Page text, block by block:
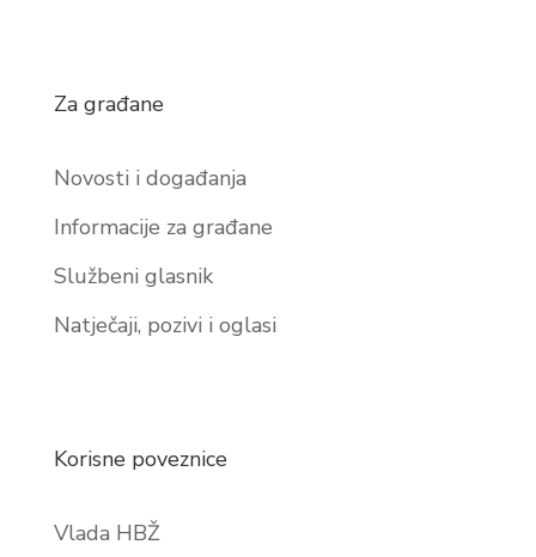
Za građane
Novosti i događanja
Informacije za građane
Službeni glasnik
Natječaji, pozivi i oglasi
Korisne poveznice
Vlada HBŽ